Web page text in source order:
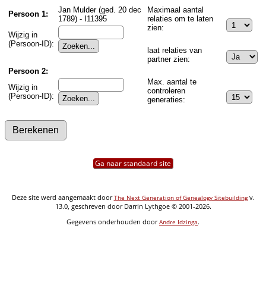
Persoon 1:
Jan Mulder (ged. 20 dec
1789) - I11395
Wijzig in
(Persoon-ID):
Persoon 2:
Wijzig in
(Persoon-ID):
Maximaal aantal
relaties om te laten
zien:
laat relaties van
partner zien:
Max. aantal te
controleren
generaties:
Ga naar standaard site
Deze site werd aangemaakt doorThe Next Generation of Genealogy Sitebuildingv.
13.0, geschreven door Darrin Lythgoe © 2001-2026.
Gegevens onderhouden doorAndre Idzinga.